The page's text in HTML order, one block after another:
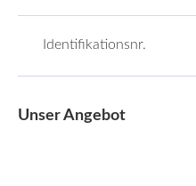
Identifikationsnr.
Unser Angebot